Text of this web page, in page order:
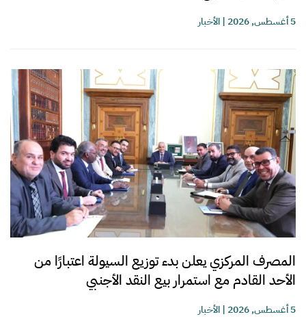
5 أغسطس, 2026 |الأخبار
المصرف المركزي يعلن بدء توزيع السيولة اعتبارًا من
الأحد القادم مع استمرار بيع النقد الأجنبي
5 أغسطس, 2026 |الأخبار